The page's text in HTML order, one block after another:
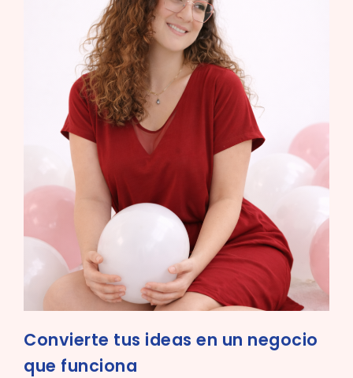
Convierte tus ideas en un negocio
que funciona